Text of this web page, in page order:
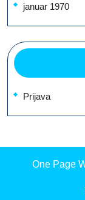
januar 1970
Prijava
One Page